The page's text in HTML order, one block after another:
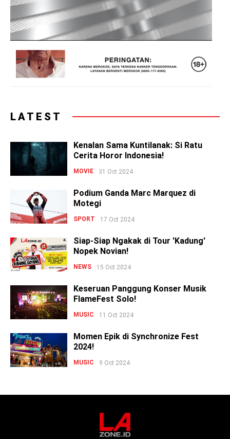
LATEST
Kenalan Sama Kuntilanak: Si Ratu
Cerita Horor Indonesia!
MOVIE 31 Oct 2024
Podium Ganda Marc Marquez di
Motegi
SPORT 17 Oct 2024
Siap-Siap Ngakak di Tour 'Kadung'
Nopek Novian!
NEWS 15 Oct 2024
Keseruan Panggung Konser Musik
FlameFest Solo!
MUSIC 11 Oct 2024
Momen Epik di Synchronize Fest
2024!
MUSIC 9 Oct 2024